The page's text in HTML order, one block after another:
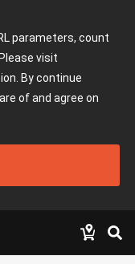
parameters, count
visit
By continue
of and agree on